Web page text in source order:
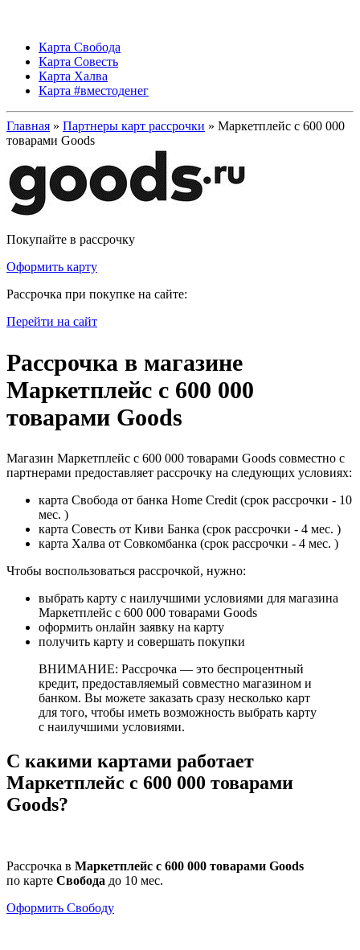
Карта Свобода
Карта Совесть
Карта Халва
Карта #вместоденег
Главная » Партнеры карт рассрочки » Маркетплейс с 600 000
товарами Goods
Покупайте в рассрочку
Оформить карту
Рассрочка при покупке на сайте:
Перейти на сайт
Рассрочка в магазине
Маркетплейс с 600 000
товарами Goods
Магазин Маркетплейс с 600 000 товарами Goods совместно с
партнерами предоставляет рассрочку на следующих условиях:
карта Свобода от банка Home Credit (срок рассрочки - 10
мес. )
карта Совесть от Киви Банка (срок рассрочки - 4 мес. )
карта Халва от Совкомбанка (срок рассрочки - 4 мес. )
Чтобы воспользоваться рассрочкой, нужно:
выбрать карту с наилучшими условиями для магазина
Маркетплейс с 600 000 товарами Goods
оформить онлайн заявку на карту
получить карту и совершать покупки
ВНИМАНИЕ: Рассрочка — это беспроцентный
кредит, предоставляемый совместно магазином и
банком. Вы можете заказать сразу несколько карт
для того, чтобы иметь возможность выбрать карту
с наилучшими условиями.
С какими картами работает
Маркетплейс с 600 000 товарами
Goods?
Рассрочка в Маркетплейс с 600 000 товарами Goods
по карте Свобода до 10 мес.
Оформить Свободу